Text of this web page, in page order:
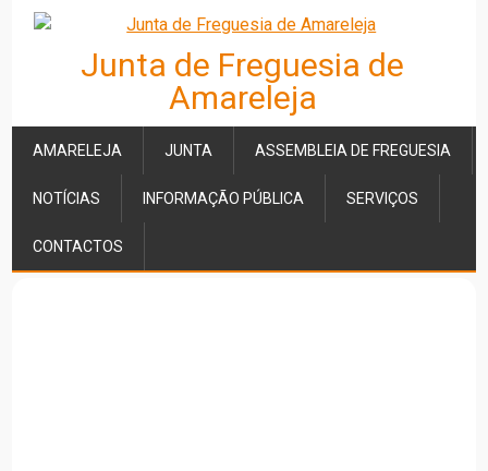
Junta de Freguesia de
Amareleja
AMARELEJA JUNTA ASSEMBLEIA DE FREGUESIA
NOTÍCIAS INFORMAÇÃO PÚBLICA SERVIÇOS
CONTACTOS